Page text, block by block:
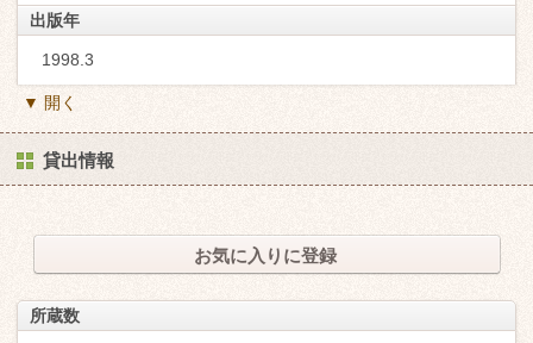
出版年
1998.3
▼ 開く
貸出情報
お気に入りに登録
所蔵数